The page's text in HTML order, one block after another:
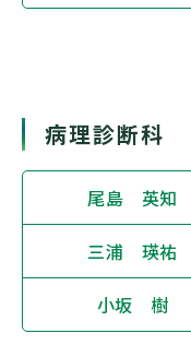
病理診断科
尾島 英知
三浦 瑛祐
小坂 樹